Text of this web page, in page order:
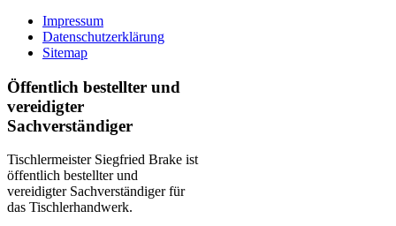
Impressum
Datenschutzerklärung
Sitemap
Öffentlich bestellter und
vereidigter
Sachverständiger
Tischlermeister Siegfried Brake ist
öffentlich bestellter und
vereidigter Sachverständiger für
das Tischlerhandwerk.